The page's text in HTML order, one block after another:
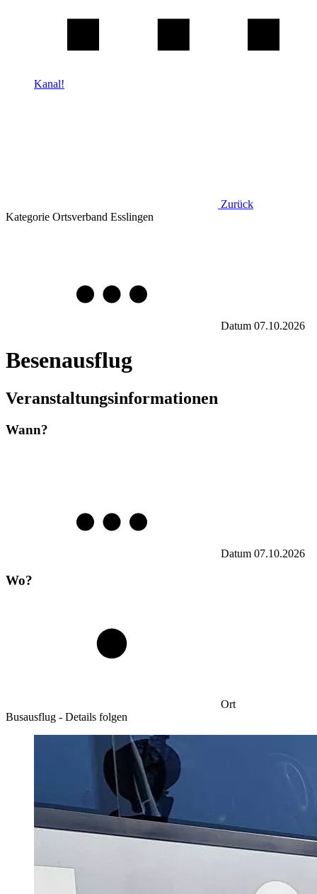
Kanal!
Zurück
Kategorie Ortsverband Esslingen
Datum 07.10.2026
Besenausflug
Veranstaltungsinformationen
Wann?
Datum 07.10.2026
Wo?
Ort
Busausflug - Details folgen